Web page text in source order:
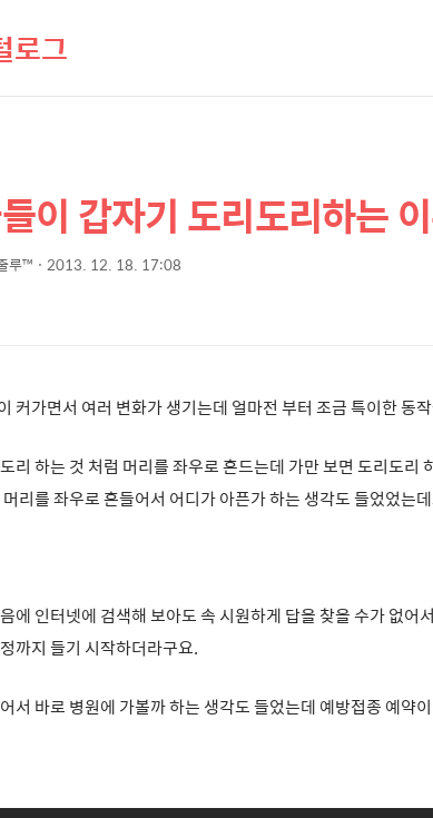
로그
이 갑자기 도리도리하는
루™ 2013. 12. 18. 17:08
커가면서 여러 변화가 생기는데 얼마전 부터 조금 특이한 동
리 하는 것 처럼 머리를 좌우로 흔드는데 가만 보면 도리도리
리를 좌우로 흔들어서 어디가 아픈가 하는 생각도 들었었는
에 인터넷에 검색해 보아도 속 시원하게 답을 찾을 수가 없어
까지 들기 시작하더라구요.
서 바로 병원에 가볼까 하는 생각도 들었는데 예방접종 예약